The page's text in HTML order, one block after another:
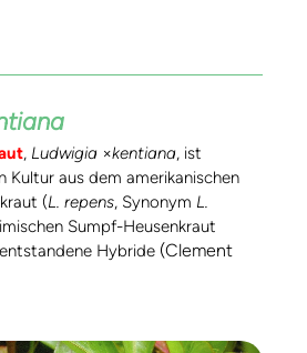
, Ludwigia ×kentiana, ist
Kultur aus dem amerikanischen
(L. repens, Synonym L.
Sumpf-Heusenkraut
Hybride (Clement